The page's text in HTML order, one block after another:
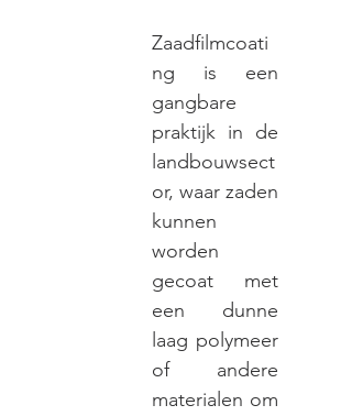
Zaadfilmcoati
ng is een
gangbare
praktijk in de
landbouwsect
or, waar zaden
kunnen
worden
gecoat met
een dunne
laag polymeer
of andere
materialen om